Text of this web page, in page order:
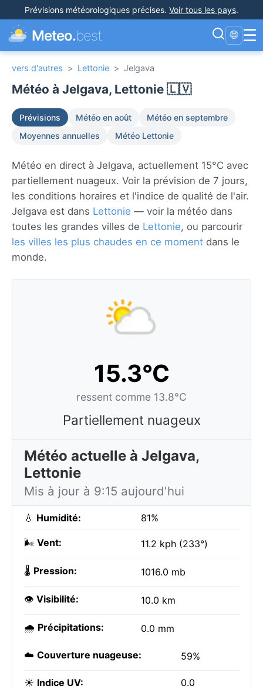
Prévisions météorologiques précises. Voir tous les pays.
Meteo.best 🌐 ☰
vers d'autres > Lettonie > Jelgava
Météo à Jelgava, Lettonie 🇱🇻
Prévisions Météo en août
Météo en septembre
Moyennes annuelles
Météo Lettonie
Météo en direct à Jelgava, actuellement 15°C avec
partiellement nuageux. Voir la prévision de 7 jours,
les conditions horaires et l'indice de qualité de l'air.
Jelgava est dans Lettonie — voir la météo dans
toutes les grandes villes de Lettonie, ou parcourir
les villes les plus chaudes en ce moment dans le
monde.
15.3°C
ressent comme 13.8°C
Partiellement nuageux
Météo actuelle à Jelgava,
Lettonie
Mis à jour à 9:15 aujourd'hui
💧 Humidité: 81%
🌬️ Vent: 11.2 kph (233°)
🌡️ Pression: 1016.0 mb
👁️ Visibilité: 10.0 km
🌧️ Précipitations: 0.0 mm
☁️ Couverture nuageuse: 59%
☀️ Indice UV: 0.0